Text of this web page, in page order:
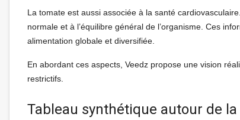
La tomate est aussi associée à la santé
normale et à l’équilibre général de l’organisme. Ces
alimentation globale et diversifiée.
En abordant ces aspects, Veedz propose une vision
restrictifs.
Tableau synthétique autour de